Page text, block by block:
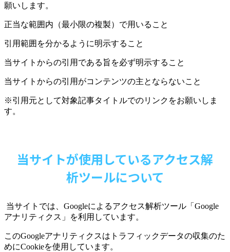
願いします。
正当な範囲内（最小限の複製）で用いること
引用範囲を分かるように明示すること
当サイトからの引用である旨を必ず明示すること
当サイトからの引用がコンテンツの主とならないこと
※引用元として対象記事タイトルでのリンクをお願いしま
す。
当サイトが使用しているアクセス解
析ツールについて
当サイトでは、 Googleによるアクセス解析ツール「 Google
アナリティクス」を利用しています。
このGoogleアナリティクスはトラフィックデータの収集のた
めにCookieを使用しています。